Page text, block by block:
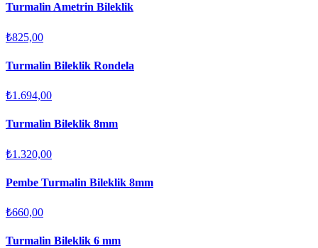
Turmalin Ametrin Bileklik
₺825,00
Turmalin Bileklik Rondela
₺1.694,00
Turmalin Bileklik 8mm
₺1.320,00
Pembe Turmalin Bileklik 8mm
₺660,00
Turmalin Bileklik 6 mm